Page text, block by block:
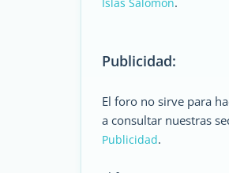
Publicidad:
El foro no sirve para
a consultar nuestras
Publicidad.